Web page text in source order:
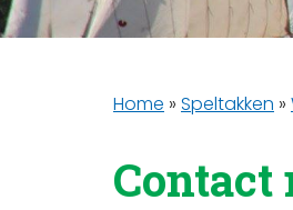
Home » Speltakken »
Contact